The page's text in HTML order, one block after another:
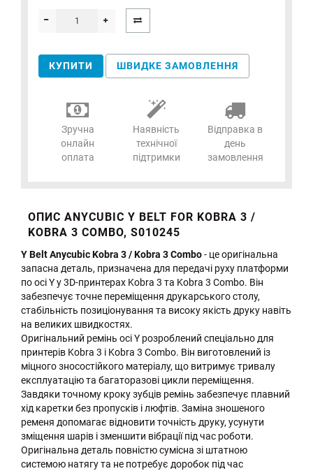
КУПИТИ ШВИДКЕ ЗАМОВЛЕННЯ
Зручна
онлайн
оплата
Наявність
технічної
підтримки
Відправка в
день
замовлення
ОПИС ANYCUBIC Y BELT FOR KOBRA 3 /
KOBRA 3 COMBO, S010245
Y Belt Anycubic Kobra 3 / Kobra 3 Combo- це оригінальна
запасна деталь, призначена для передачі руху платформи
по осі Y у 3D-принтерах Kobra 3 та Kobra 3 Combo. Він
забезпечує точне переміщення друкарського столу,
стабільність позиціонування та високу якість друку навіть
на великих швидкостях.
Оригінальний ремінь осі Y розроблений спеціально для
принтерів Kobra 3 і Kobra 3 Combo. Він виготовлений із
міцного зносостійкого матеріалу, що витримує тривалу
експлуатацію та багаторазові цикли переміщення.
Завдяки точному кроку зубців ремінь забезпечує плавний
хід каретки без пропусків і люфтів. Заміна зношеного
ременя допомагає відновити точність друку, усунути
зміщення шарів і зменшити вібрації під час роботи.
Оригінальна деталь повністю сумісна зі штатною
системою натягу та не потребує доробок під час